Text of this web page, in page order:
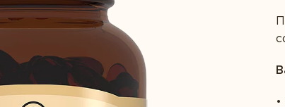
ЖКТ
Магний
Мультивитамины
Минералы
Растения